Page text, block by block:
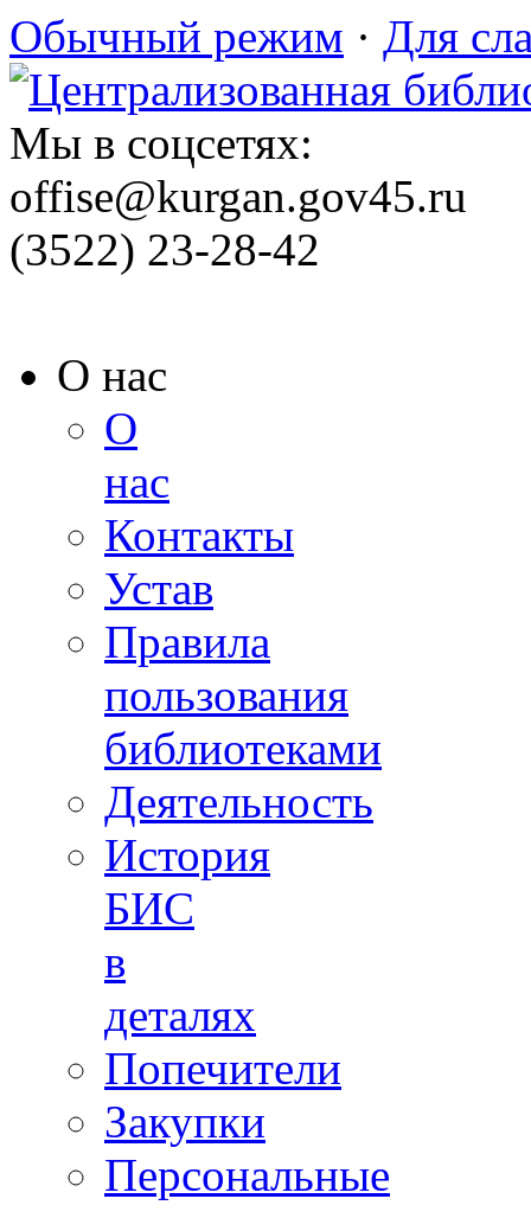
Обычный режим · Для
Мы в соцсетях:
offise@kurgan.gov45.ru
(3522) 23-28-42
О нас
О
нас
Контакты
Устав
Правила
пользования
библиотеками
Деятельность
История
БИС
в
деталях
Попечители
Закупки
Персональные